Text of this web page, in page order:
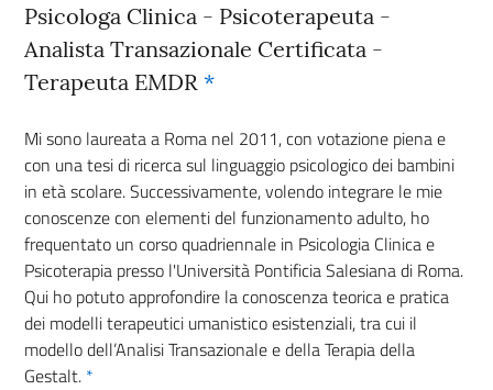
Psicologa Clinica - Psicoterapeuta -
Analista Transazionale Certificata -
Terapeuta EMDR *
Mi sono laureata a Roma nel 2011, con votazione piena e
con una tesi di ricerca sul linguaggio psicologico dei bambini
in età scolare. Successivamente, volendo integrare le mie
conoscenze con elementi del funzionamento adulto, ho
frequentato un corso quadriennale in Psicologia Clinica e
Psicoterapia presso l'Università Pontificia Salesiana di Roma.
Qui ho potuto approfondire la conoscenza teorica e pratica
dei modelli terapeutici umanistico esistenziali, tra cui il
modello dell’Analisi Transazionale e della Terapia della
Gestalt. *